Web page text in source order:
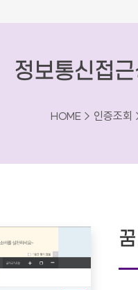
정보통신접
HOME > 인증조회